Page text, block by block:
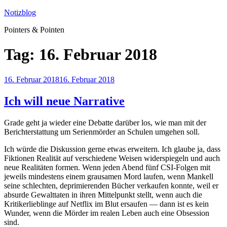
Zum
springen
Notizblog
Pointers & Pointen
Tag: 16. Februar 2018
Veröffentlicht
16. Februar 201816. Februar 2018
Ich will neue Narrative
Grade geht ja wieder eine Debatte darüber los, wie man mit der
Berichterstattung um Serienmörder an Schulen umgehen soll.
Ich würde die Diskussion gerne etwas erweitern. Ich glaube ja, dass
Fiktionen Realität auf verschiedene Weisen widerspiegeln und auch
neue Realitäten formen. Wenn jeden Abend fünf CSI-Folgen mit
jeweils mindestens einem grausamen Mord laufen, wenn Mankell
seine schlechten, deprimierenden Bücher verkaufen konnte, weil er
absurde Gewalttaten in ihren Mittelpunkt stellt, wenn auch die
Kritikerlieblinge auf Netflix im Blut ersaufen — dann ist es kein
Wunder, wenn die Mörder im realen Leben auch eine Obsession
sind.